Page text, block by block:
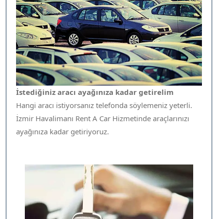
İstediğiniz aracı ayağınıza kadar getirelim
Hangi aracı istiyorsanız telefonda söylemeniz yeterli.
İzmir Havalimanı Rent A Car Hizmetinde araçlarınızı
ayağınıza kadar getiriyoruz.